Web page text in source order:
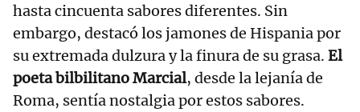
hasta cincuenta sabores diferentes. Sin
embargo, destacó los jamones de Hispania por
su extremada dulzura y la finura de su grasa. El
poeta bilbilitano Marcial, desde la lejanía de
Roma, sentía nostalgia por estos sabores.